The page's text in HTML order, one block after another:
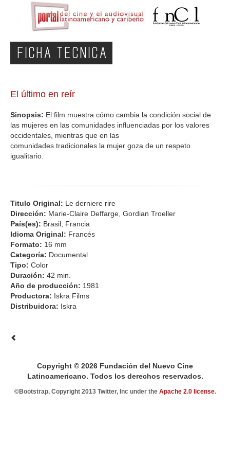
FICHA TECNICA
El último en reír
Sinopsis: El film muestra cómo cambia la condición social de
las mujeres en las comunidades influenciadas por los valores
occidentales, mientras que en las
comunidades tradicionales la mujer goza de un respeto
igualitario.
Titulo Original: Le derniere rire
Dirección: Marie-Claire Deffarge, Gordian Troeller
País(es): Brasil, Francia
Idioma Original: Francés
Formato: 16 mm
Categoría: Documental
Tipo: Color
Duración: 42 min.
Año de producción: 1981
Productora: Iskra Films
Distribuidora: Iskra
Copyright © 2026 Fundación del Nuevo Cine
Latinoamericano. Todos los derechos reservados.
©Bootstrap, Copyright 2013 Twitter, Inc under the Apache 2.0 license.